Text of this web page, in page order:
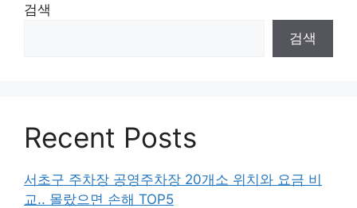
검색
검색
Recent Posts
서초구 주차장 공영주차장 20개소 위치와 요금 비
교.. 몰랐으면 손해 TOP5